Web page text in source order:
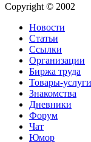
Copyright © 2002
Новости
Статьи
Ссылки
Организации
Биржа труда
Товары-услуги
Знакомства
Дневники
Форум
Чат
Юмор